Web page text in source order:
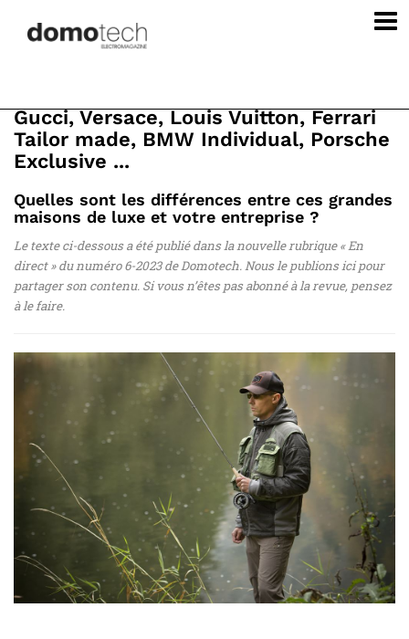
Gucci, Versace, Louis Vuitton, Ferrari
Tailor made, BMW Individual, Porsche
Exclusive ...
Quelles sont les différences entre ces grandes
maisons de luxe et votre entreprise ?
Le texte ci-dessous a été publié dans la nouvelle rubrique « En
direct » du numéro 6-2023 de Domotech. Nous le publions ici pour
partager son contenu. Si vous n’êtes pas abonné à la revue, pensez
à le faire.